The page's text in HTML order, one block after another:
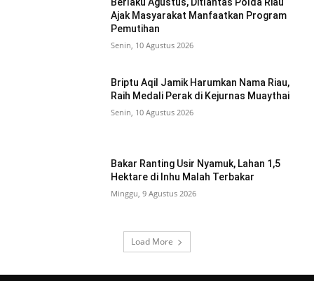
Ajak Masyarakat Manfaatkan Program
Pemutihan
Senin, 10 Agustus 2026
Briptu Aqil Jamik Harumkan Nama Riau,
Raih Medali Perak di Kejurnas Muaythai
Senin, 10 Agustus 2026
Bakar Ranting Usir Nyamuk, Lahan 1,5
Hektare di Inhu Malah Terbakar
Minggu, 9 Agustus 2026
Load More